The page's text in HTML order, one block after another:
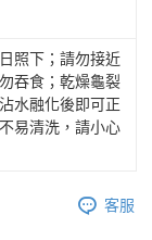
照下；請勿接近
吞食；乾燥龜裂
水融化後即可正
易清洗，請小心
客服